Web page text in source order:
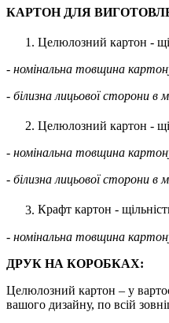
КАРТОН ДЛЯ
Целюлозний картон -
- номінальна товщина
- білизна лицьової сторони в
Целюлозний картон -
- номінальна товщина
- білизна лицьової сторони в
Крафт картон -
- номінальна товщина
ДРУК НА КОРОБКАХ:
Целюлозний картон – у
вашого дизайну, по всій